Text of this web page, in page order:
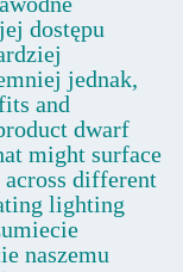
dostępu
jednak,
and
dwarf
might surface
across different
lighting
naszemu